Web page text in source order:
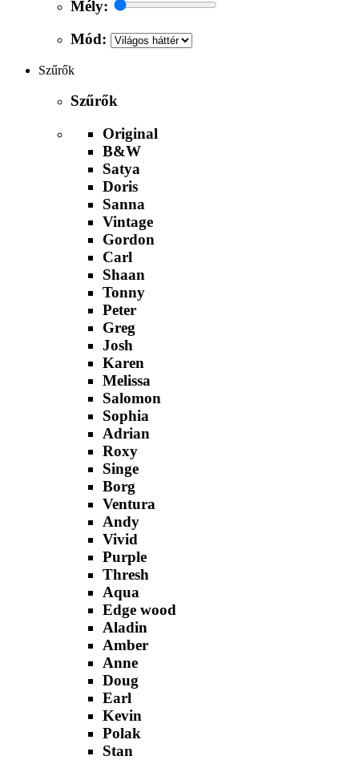
Mély:
Mód:
Szűrők
Szűrők
Original
B&W
Satya
Doris
Sanna
Vintage
Gordon
Carl
Shaan
Tonny
Peter
Greg
Josh
Karen
Melissa
Salomon
Sophia
Adrian
Roxy
Singe
Borg
Ventura
Andy
Vivid
Purple
Thresh
Aqua
Edge wood
Aladin
Amber
Anne
Doug
Earl
Kevin
Polak
Stan